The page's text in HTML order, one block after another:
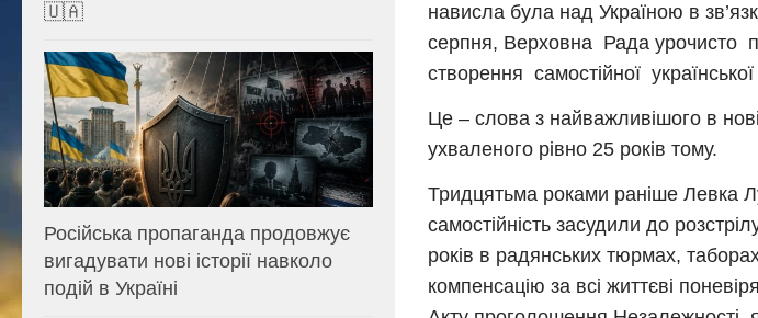
нависла була над Україною в
серпня, Верховна Рада урочисто
створення самостійної
Це – слова з найважливішого в
ухваленого рівно 25 років тому.
Тридцятьма роками раніше Левка
самостійність засудили до
років в радянських тюрмах,
компенсацію за всі життєві
🇺🇦
Російська пропаганда продовжує
вигадувати нові історії навколо
подій в Україні